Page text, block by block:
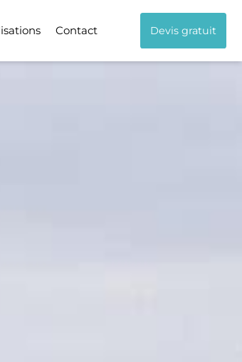
Contact Devis gratuit